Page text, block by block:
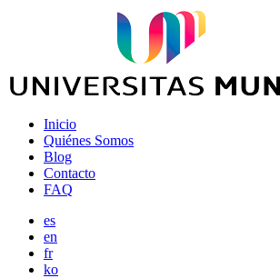
Inicio
Quiénes Somos
Blog
Contacto
FAQ
es
en
fr
ko